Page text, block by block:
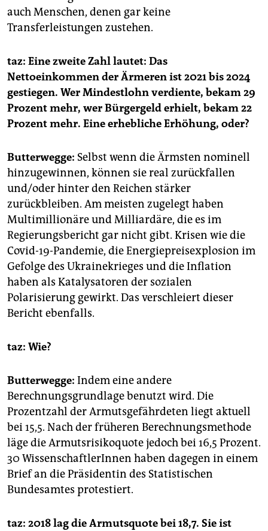
auch Menschen, denen gar keine
Transferleistungen zustehen.
taz: Eine zweite Zahl lautet: Das
Nettoeinkommen der Ärmeren ist 2021 bis 2024
gestiegen. Wer Mindestlohn verdiente, bekam 29
Prozent mehr, wer Bürgergeld erhielt, bekam 22
Prozent mehr. Eine erhebliche Erhöhung, oder?
Butterwegge: Selbst wenn die Ärmsten nominell
hinzugewinnen, können sie real zurückfallen
und/oder hinter den Reichen stärker
zurückbleiben. Am meisten zugelegt haben
Multimillionäre und Milliardäre, die es im
Regierungsbericht gar nicht gibt. Krisen wie die
Covid-19-Pandemie, die Energiepreisexplosion im
Gefolge des Ukrainekrieges und die Inflation
haben als Katalysatoren der sozialen
Polarisierung gewirkt. Das verschleiert dieser
Bericht ebenfalls.
taz: Wie?
Butterwegge: Indem eine andere
Berechnungsgrundlage benutzt wird. Die
Prozentzahl der Armutsgefährdeten liegt aktuell
bei 15,5. Nach der früheren Berechnungsmethode
läge die Armutsrisikoquote jedoch bei 16,5 Prozent.
30 WissenschaftlerInnen haben dagegen in einem
Brief an die Präsidentin des Statistischen
Bundesamtes protestiert.
taz: 2018 lag die Armutsquote bei 18,7. Sie ist